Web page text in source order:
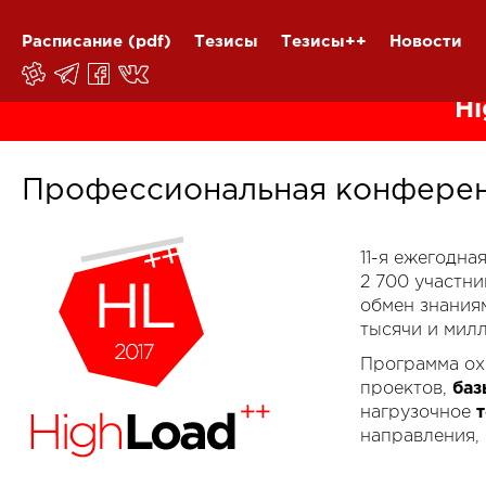
Расписание (pdf) Тезисы Тезисы++ Новости
Профессиональная
11-я
2 700
обмен
тысячи и
Программа
проектов,
нагрузочное